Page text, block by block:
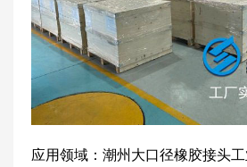
应用领域：潮州大口径橡胶接头